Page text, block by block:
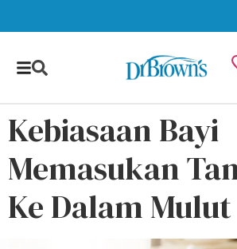
Kebiasaan Bayi
Memasukan
Ke Dalam Mulut